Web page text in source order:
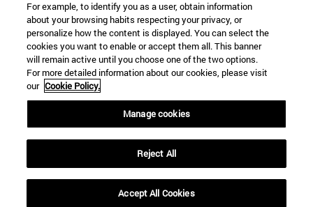
For example, to identify you as a user, obtain information
about your browsing habits respecting your privacy, or
personalize how the content is displayed. You can select the
cookies you want to enable or accept them all. This banner
will remain active until you choose one of the two options.
For more detailed information about our cookies, please visit
our Cookie Policy.
Manage cookies
Reject All
Accept All Cookies